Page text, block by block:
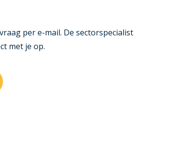
per e-mail. De sectorspecialist
met je op.